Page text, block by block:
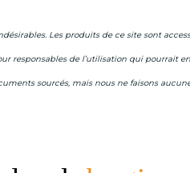
Les produits de ce site sont
responsables de l’utilisation qui pourrait
sourcés, mais nous ne faisons